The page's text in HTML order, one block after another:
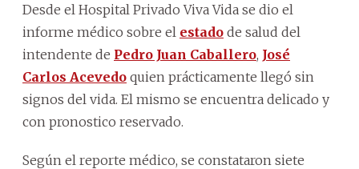
Desde el Hospital Privado Viva Vida se dio el
informe médico sobre el estado de salud del
intendente de Pedro Juan Caballero, José
Carlos Acevedo quien prácticamente llegó sin
signos del vida. El mismo se encuentra delicado y
con pronostico reservado.
Según el reporte médico, se constataron siete